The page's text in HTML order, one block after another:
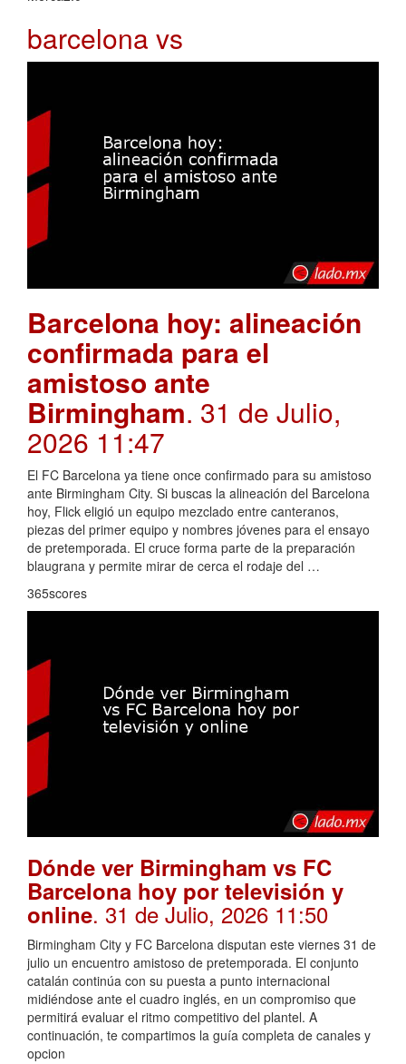
barcelona vs
Barcelona hoy: alineación
confirmada para el
amistoso ante
Birmingham. 31 de Julio,
2026 11:47
El FC Barcelona ya tiene once confirmado para su amistoso
ante Birmingham City. Si buscas la alineación del Barcelona
hoy, Flick eligió un equipo mezclado entre canteranos,
piezas del primer equipo y nombres jóvenes para el ensayo
de pretemporada. El cruce forma parte de la preparación
blaugrana y permite mirar de cerca el rodaje del …
365scores
Dónde ver Birmingham vs FC
Barcelona hoy por televisión y
online. 31 de Julio, 2026 11:50
Birmingham City y FC Barcelona disputan este viernes 31 de
julio un encuentro amistoso de pretemporada. El conjunto
catalán continúa con su puesta a punto internacional
midiéndose ante el cuadro inglés, en un compromiso que
permitirá evaluar el ritmo competitivo del plantel. A
continuación, te compartimos la guía completa de canales y
opcion